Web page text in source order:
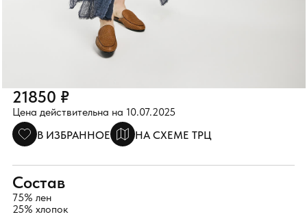
21850 ₽
Цена действительна на 10.07.2025
Состав
75% лен
25% хлопок
В ИЗБРАННОЕ НА СХЕМЕ ТРЦ